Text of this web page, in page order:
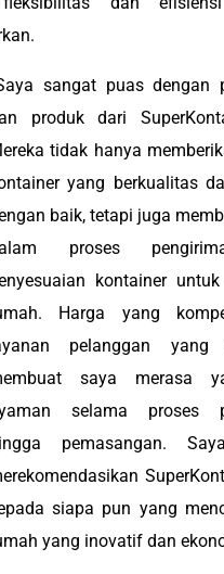
sangat puas dengan
produk dari
tidak hanya
yang berkualitas
baik, tetapi juga
proses
kontainer
Harga yang
pelanggan yang
saya merasa
selama proses
pemasangan.
siapa pun yang
yang inovatif dan